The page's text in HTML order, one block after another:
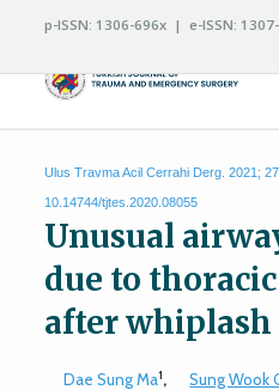
p-ISSN: 1306-696x | e-ISSN:
Ulus Travma Acil Cerrahi Derg. 2021;
10.14744/tjtes.2020.08055
Unusual
due to
after
Dae Sung Ma1, Sung Wook